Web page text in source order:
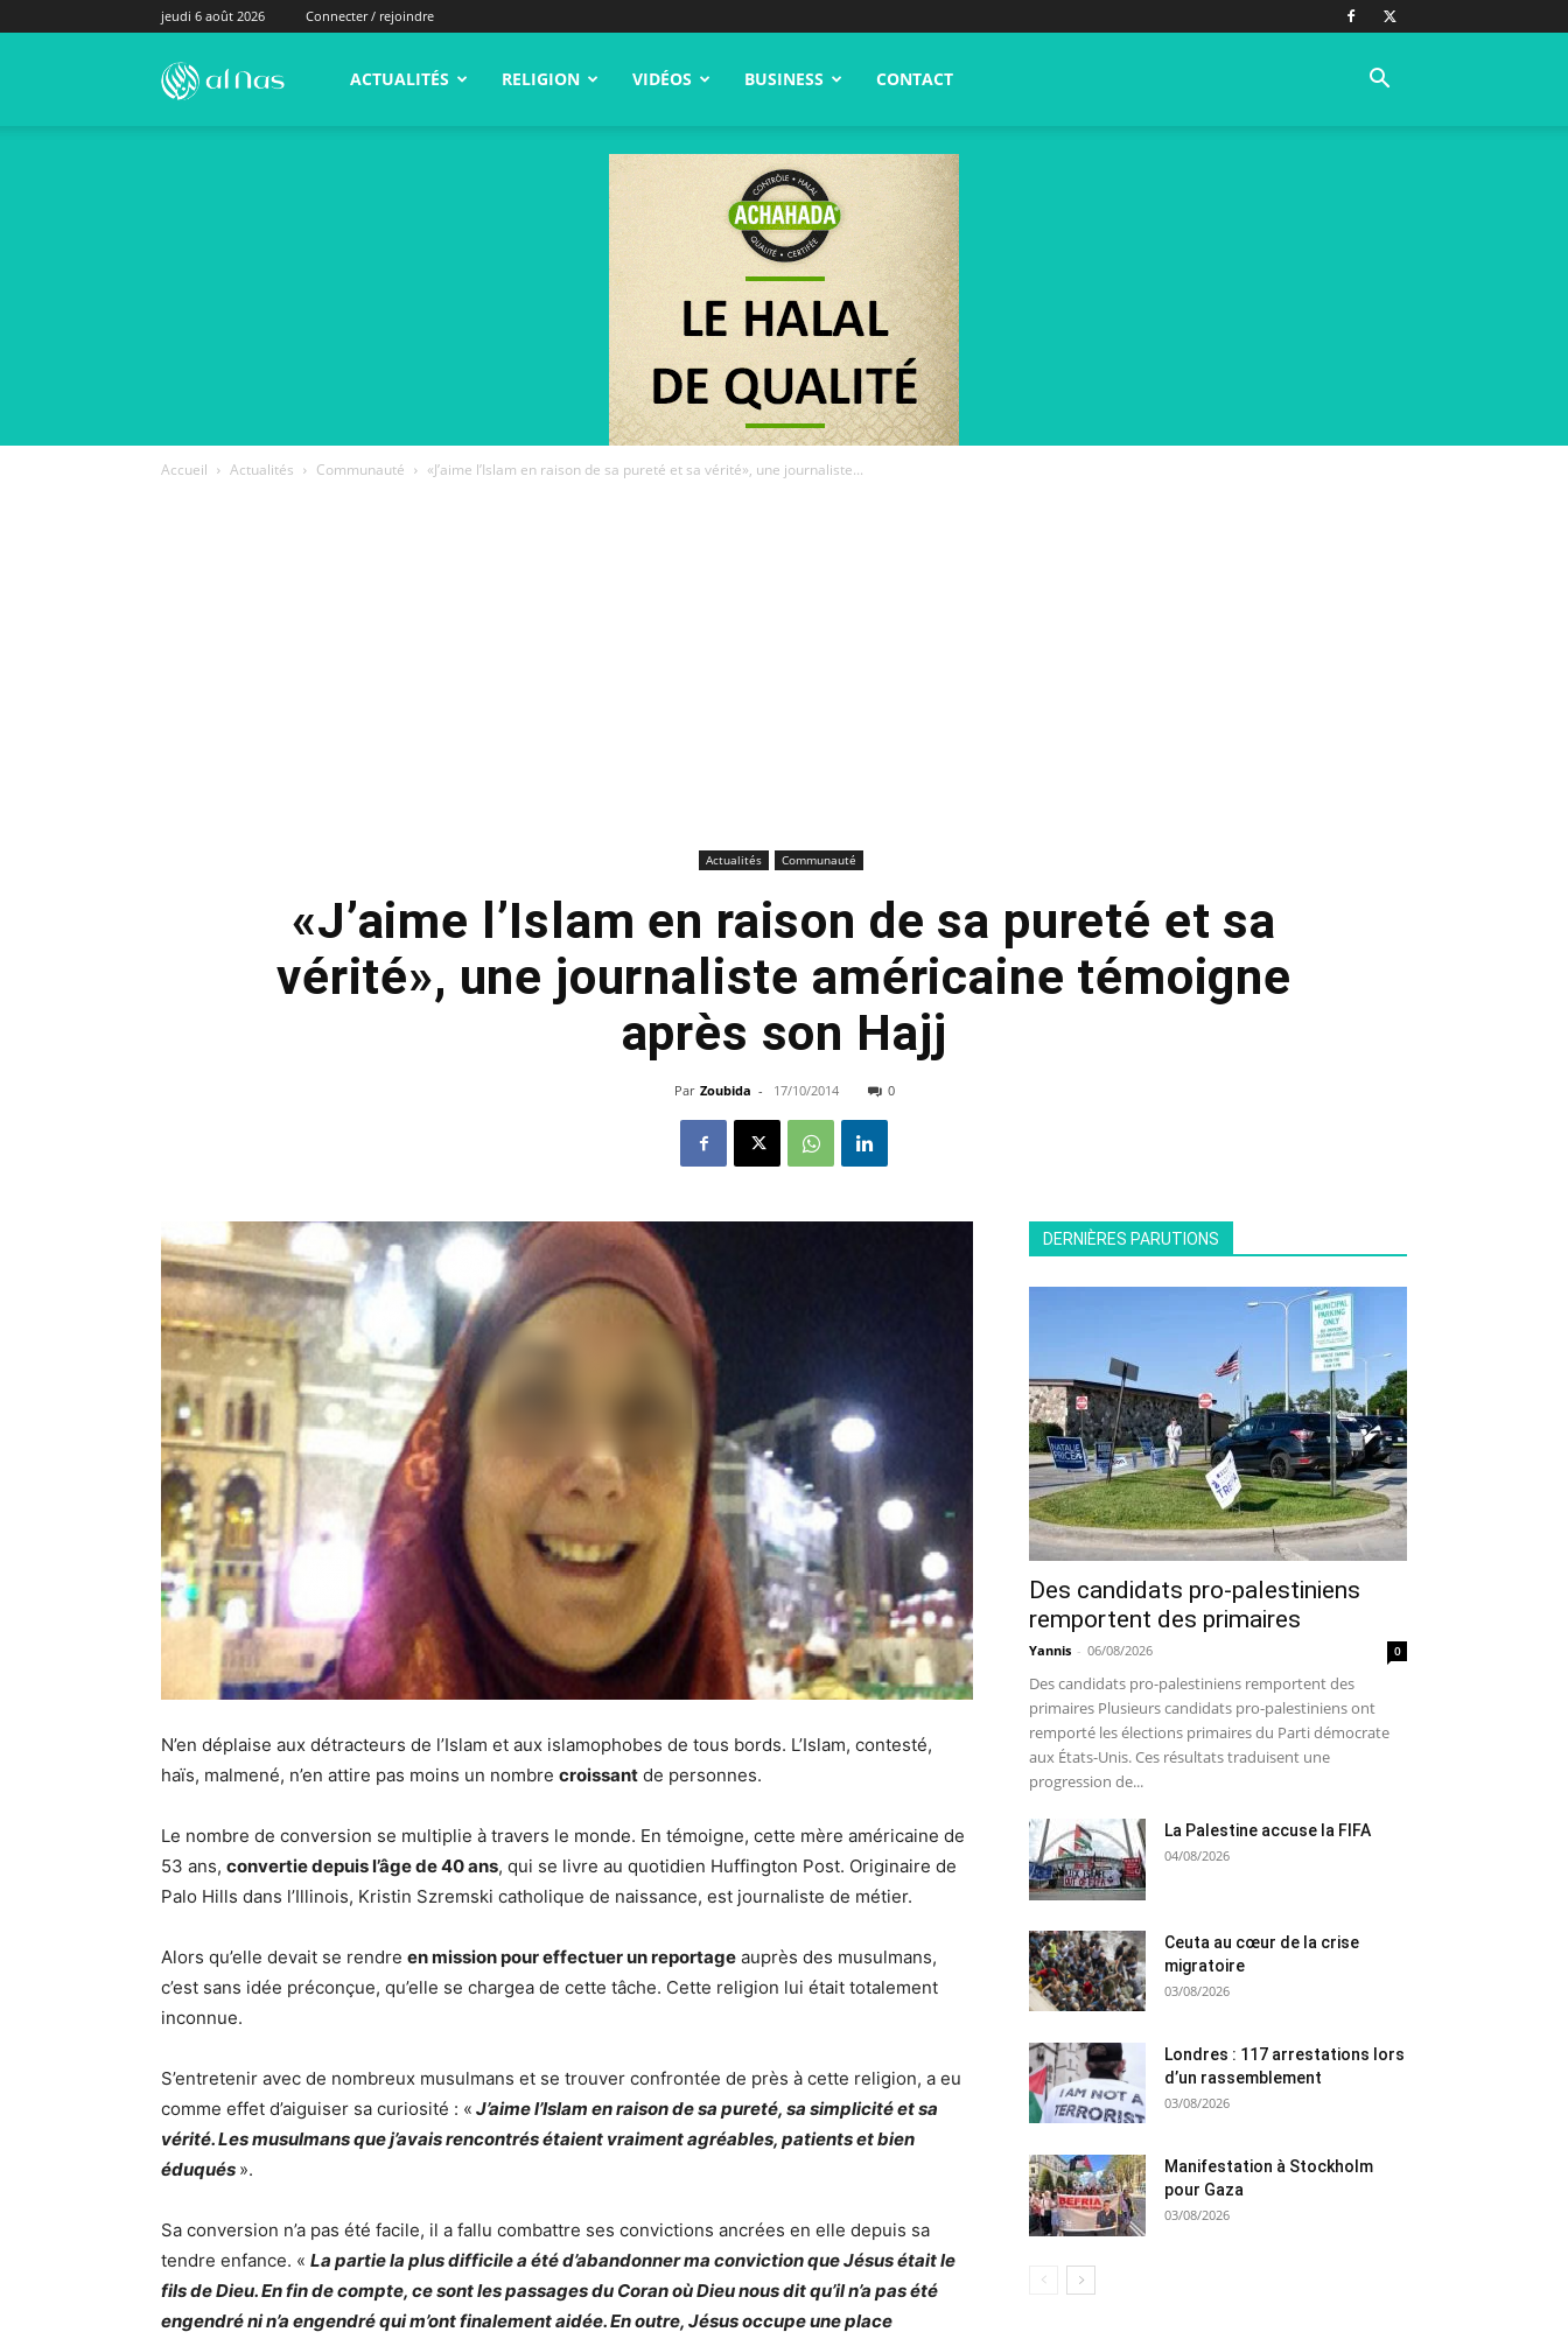
jeudi 6 août 2026 Connecter / rejoindre
alNas.fr ACTUALITÉS RELIGION VIDÉOS BUSINESS CONTACT
Accueil Actualités Communauté «J’aime l’Islam en raison de sa pureté et sa vérité», une journaliste...
Actualités Communauté
«J’aime l’Islam en raison de sa pureté et sa
vérité», une journaliste américaine témoigne
après son Hajj
Par Zoubida - 17/10/2014 0
N’en déplaise aux détracteurs de l’Islam et aux islamophobes de tous bords. L’Islam, contesté,
haïs, malmené, n’en attire pas moins un nombre croissant de personnes.
Le nombre de conversion se multiplie à travers le monde. En témoigne, cette mère américaine de
53 ans, convertie depuis l’âge de 40 ans, qui se livre au quotidien Huffington Post. Originaire de
Palo Hills dans l’Illinois, Kristin Szremski catholique de naissance, est journaliste de métier.
Alors qu’elle devait se rendre en mission pour effectuer un reportage auprès des musulmans,
c’est sans idée préconçue, qu’elle se chargea de cette tâche. Cette religion lui était totalement
inconnue.
S’entretenir avec de nombreux musulmans et se trouver confrontée de près à cette religion, a eu
comme effet d’aiguiser sa curiosité : « J’aime l’Islam en raison de sa pureté, sa simplicité et sa
vérité. Les musulmans que j’avais rencontrés étaient vraiment agréables, patients et bien
éduqués ».
Sa conversion n’a pas été facile, il a fallu combattre ses convictions ancrées en elle depuis sa
tendre enfance. « La partie la plus difficile a été d’abandonner ma conviction que Jésus était le
fils de Dieu. En fin de compte, ce sont les passages du Coran où Dieu nous dit qu’il n’a pas été
engendré ni n’a engendré qui m’ont finalement aidée. En outre, Jésus occupe une place
DERNIÈRES PARUTIONS
Des candidats pro-palestiniens
remportent des primaires
Yannis - 06/08/2026 0
Des candidats pro-palestiniens remportent des
primaires Plusieurs candidats pro-palestiniens ont
remporté les élections primaires du Parti démocrate
aux États-Unis. Ces résultats traduisent une
progression de...
La Palestine accuse la FIFA
04/08/2026
Ceuta au cœur de la crise
migratoire
03/08/2026
Londres : 117 arrestations lors
d’un rassemblement
03/08/2026
Manifestation à Stockholm
pour Gaza
03/08/2026